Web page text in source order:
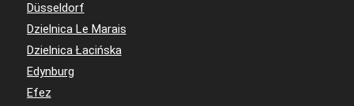
Düsseldorf
Dzielnica Le Marais
Dzielnica Łacińska
Edynburg
Efez